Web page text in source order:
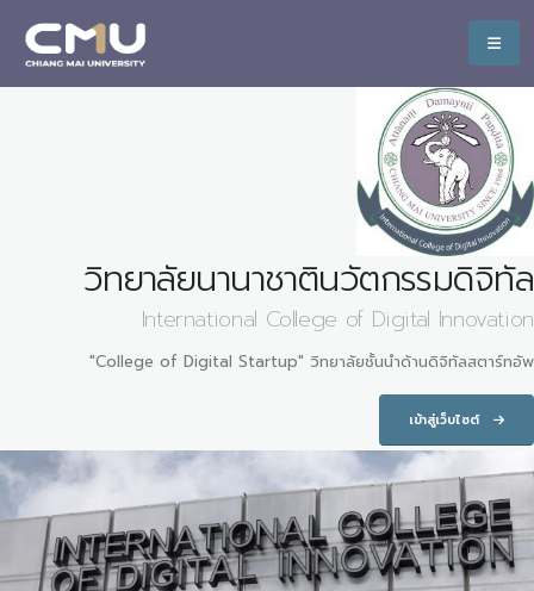
วิทยาลัยนานาชาตินวัตกรรมดิจิทัล
International College of Digital Innovation
"College of Digital Startup" วิทยาลัยชั้นนำด้านดิจิทัลสตาร์ทอัพ
เข้าสู่เว็บไซต์